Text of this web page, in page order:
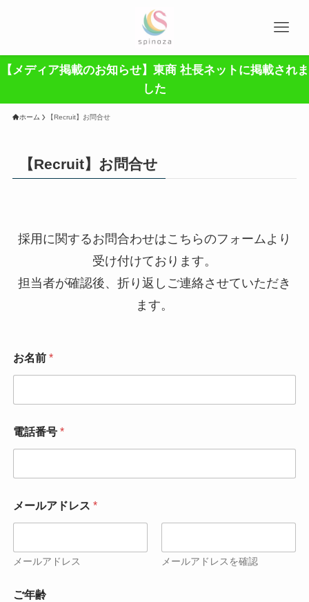
【メディア掲載のお知らせ】東商 社長ネットに掲載されま
した
ホーム 【Recruit】お問合せ
【Recruit】お問合せ
採用に関するお問合わせはこちらのフォームより
受け付けております。
担当者が確認後、折り返しご連絡させていただき
ます。
お名前 *
電話番号 *
メールアドレス *
メールアドレス メールアドレスを確認
ご年齢